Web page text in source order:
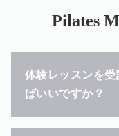
Pilates
体験レッスンを
ばいいですか？